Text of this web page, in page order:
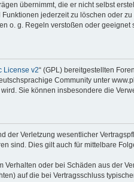
übernimmt, die er nicht selbst
jederzeit zu löschen oder
o. g. Regeln verstoßen oder geeignet
License v2“ (GPL) bereitgestellten
Community unter
Sie können insbesondere die
der Verletzung wesentlicher
sind. Dies gilt auch für mittelbare
oder bei Schäden aus der
auf die bei Vertragsschluss